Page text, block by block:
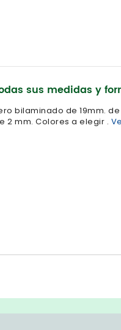
sus medidas y
bilaminado de 19mm.
2 mm. Colores a elegir .